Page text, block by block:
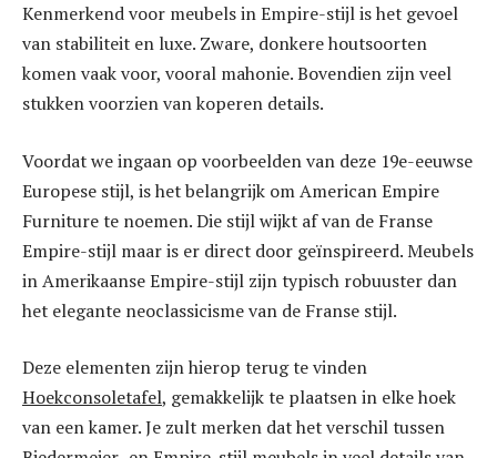
Kenmerkend voor meubels in Empire-stijl is het gevoel
van stabiliteit en luxe. Zware, donkere houtsoorten
komen vaak voor, vooral mahonie. Bovendien zijn veel
stukken voorzien van koperen details.
Voordat we ingaan op voorbeelden van deze 19e-eeuwse
Europese stijl, is het belangrijk om American Empire
Furniture te noemen. Die stijl wijkt af van de Franse
Empire-stijl maar is er direct door geïnspireerd. Meubels
in Amerikaanse Empire-stijl zijn typisch robuuster dan
het elegante neoclassicisme van de Franse stijl.
Deze elementen zijn hierop terug te vinden
Hoekconsoletafel, gemakkelijk te plaatsen in elke hoek
van een kamer. Je zult merken dat het verschil tussen